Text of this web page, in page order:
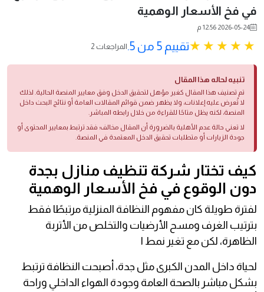
في فخ الأسعار الوهمية
2026-05-24 12:56 م
تقييم 5 من 5. 2 المراجعات
تنبيه لحاله هذا المقال
تم تصنيف هذا المقال كغير مؤهل لتحقيق الدخل وفق معايير المنصة الحالية. لذلك
لا تُعرض عليه إعلانات، ولا يظهر ضمن قوائم المقالات العامة أو نتائج البحث داخل
المنصة، لكنه يظل متاحًا للقراءة من خلال رابطه المباشر.
لا تعني حالة عدم الأهلية بالضرورة أن المقال مخالف؛ فقد ترتبط بمعايير المحتوى أو
جودة الزيارات أو متطلبات تحقيق الدخل المعتمدة في المنصة.
كيف تختار شركة تنظيف منازل بجدة
دون الوقوع في فخ الأسعار الوهمية
لفترة طويلة كان مفهوم النظافة المنزلية مرتبطًا فقط
بترتيب الغرف ومسح الأرضيات والتخلص من الأتربة
الظاهرة، لكن مع تغير نمط ا
لحياة داخل المدن الكبرى مثل جدة، أصبحت النظافة ترتبط
بشكل مباشر بالصحة العامة وجودة الهواء الداخلي وراحة